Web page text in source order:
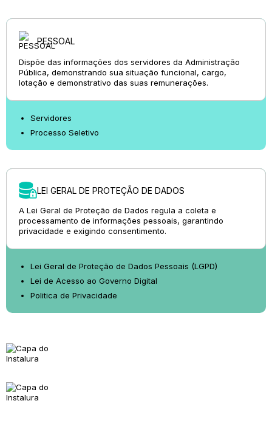
PESSOAL
Dispõe das informações dos servidores da Administração
Pública, demonstrando sua situação funcional, cargo,
lotação e demonstrativo das suas remunerações.
Servidores
Processo Seletivo
LEI GERAL DE PROTEÇÃO DE DADOS
A Lei Geral de Proteção de Dados regula a coleta e
processamento de informações pessoais, garantindo
privacidade e exigindo consentimento.
Lei Geral de Proteção de Dados Pessoais (LGPD)
Lei de Acesso ao Governo Digital
Politica de Privacidade